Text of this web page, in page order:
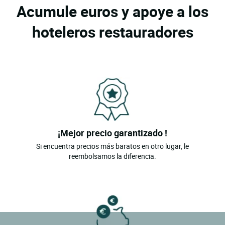
Acumule euros y apoye a los
hoteleros restauradores
¡Mejor precio garantizado !
Si encuentra precios más baratos en otro lugar, le
reembolsamos la diferencia.